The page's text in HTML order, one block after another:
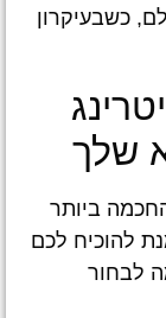
כשבעיקרון
שלך
ביותר
להוכיח לכם
לבחור